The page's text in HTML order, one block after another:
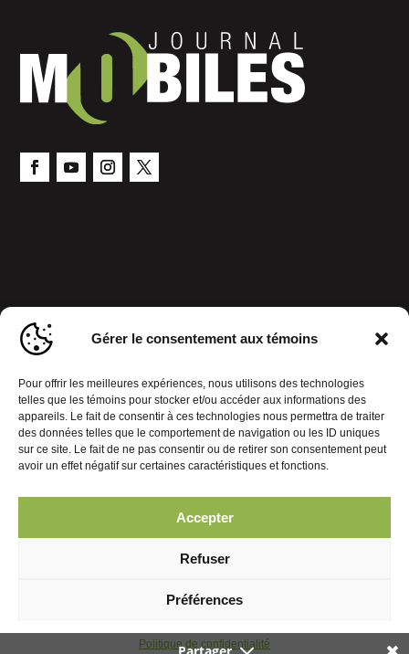
Gérer le consentement aux témoins
Pour offrir les meilleures expériences, nous utilisons des technologies
telles que les témoins pour stocker et/ou accéder aux informations des
appareils. Le fait de consentir à ces technologies nous permettra de traiter
des données telles que le comportement de navigation ou les ID uniques
sur ce site. Le fait de ne pas consentir ou de retirer son consentement peut
avoir un effet négatif sur certaines caractéristiques et fonctions.
Accepter
Refuser
Préférences
Politique de confidentialité
Gérer le consentement aux témoins
© 2026 Journal Mobiles. Tous droits réservés. | Réalisation :